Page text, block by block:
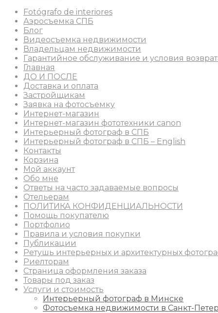
Fotógrafo de interiores
Аэросъемка СПБ
Блог
Видеосъемка недвижимости
Владельцам недвижимости
Гарантийное обслуживание и условия
Главная
ДО И ПОСЛЕ
Доставка и оплата
Застройщикам
Заявка на фотосъемку
Интернет-магазин
Интернет-магазин фототехники canon
Интерьерный фотограф в СПБ
Интерьерный фотограф в СПБ – English
Контакты
Корзина
Мой аккаунт
Обо мне
Ответы на часто задаваемые вопросы
Отельерам
ПОЛИТИКА КОНФИДЕНЦИАЛЬНОСТИ
Помощь покупателю
Портфолио
Правила и условия покупки
Публикации
Ретушь интерьерных и архитектурных
Риелторам
Страница оформления заказа
Товары под заказ
Услуги и стоимость
Интерьерный фотограф в Минске
Фотосъемка недвижимости в Санкт-